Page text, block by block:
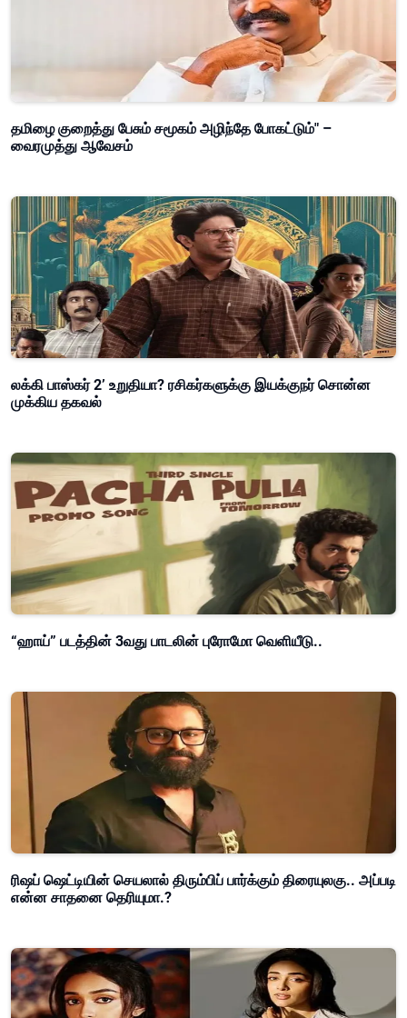
தமிழை குறைத்து பேசும் சமூகம் அழிந்தே போகட்டும்" –
வைரமுத்து ஆவேசம்
லக்கி பாஸ்கர் 2’ உறுதியா? ரசிகர்களுக்கு இயக்குநர் சொன்ன
முக்கிய தகவல்
“ஹாய்” படத்தின் 3வது பாடலின் புரோமோ வெளியீடு..
ரிஷப் ஷெட்டியின் செயலால் திரும்பிப் பார்க்கும் திரையுலகு.. அப்படி
என்ன சாதனை தெரியுமா.?